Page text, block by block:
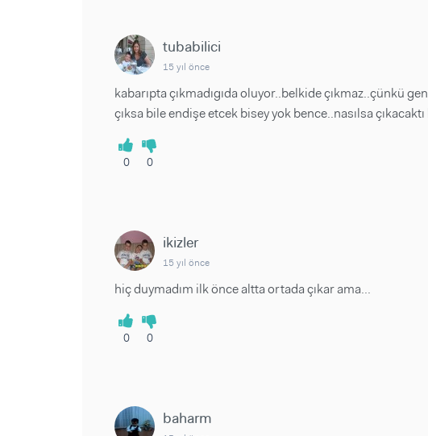
tubabilici
15 yıl önce
kabarıpta çıkmadıgıda oluyor..belkide çıkmaz..çünkü
çıksa bile endişe etcek bisey yok bence..nasılsa
0 0
ikizler
15 yıl önce
hiç duymadım ilk önce altta ortada çıkar ama...
0 0
baharm